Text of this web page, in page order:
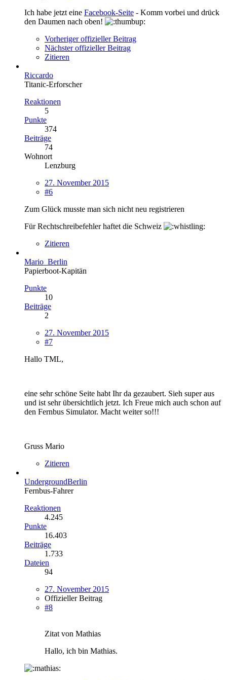
Ich habe jetzt eine Facebook-Seite - Komm vorbei und drück
den Daumen nach oben!
Vorheriger offizieller Beitrag
Nächster offizieller Beitrag
Zitieren
Riccardo
Titanic-Erforscher
Reaktionen
5
Punkte
374
Beiträge
74
Wohnort
Lenzburg
27. November 2015
#6
Zum Glück musste man sich nicht neu registrieren
Für Rechtschreibefehler haftet die Schweiz
Zitieren
Mario_Berlin
Papierboot-Kapitän
Punkte
10
Beiträge
2
27. November 2015
#7
Hallo TML,
eine sehr schöne Seite habt Ihr da gezaubert. Sieh super aus
und ist sehr übersichtlich jetzt. Ich Freue mich auch schon auf
den Fernbus Simulator. Macht weiter so!!!
Gruss Mario
Zitieren
UndergroundBerlin
Fernbus-Fahrer
Reaktionen
4.245
Punkte
16.403
Beiträge
1.733
Dateien
94
27. November 2015
Offizieller Beitrag
#8
Zitat von Mathias
Hallo, ich bin Mathias.